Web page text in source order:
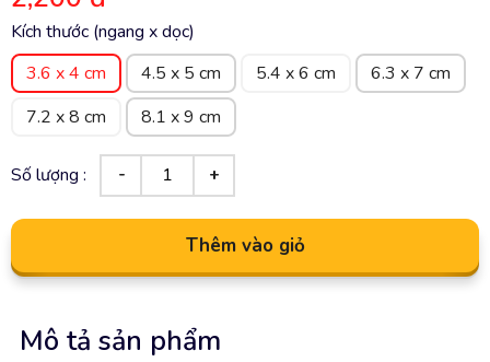
Kích thước (ngang x dọc)
3.6 x 4 cm
4.5 x 5 cm 5.4 x 6 cm
6.3 x 7 cm
7.2 x 8 cm
8.1 x 9 cm
Số lượng :
Thêm vào giỏ
Mô tả sản phẩm